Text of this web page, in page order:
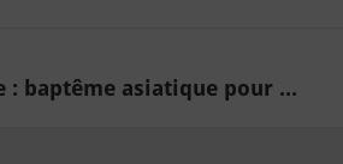
: baptême asiatique pour ...